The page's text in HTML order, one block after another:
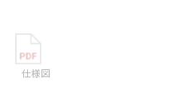
仕様図